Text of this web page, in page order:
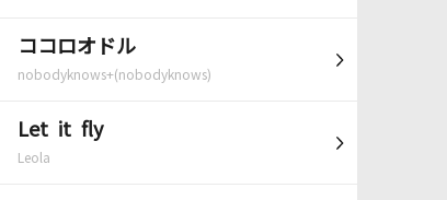
ココロオドル
nobodyknows+(nobodyknows)
Let it fly
Leola